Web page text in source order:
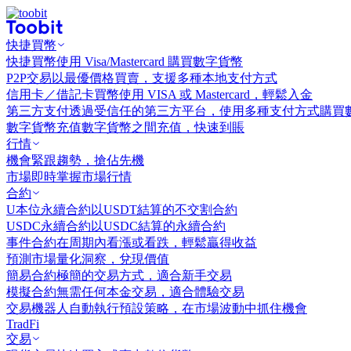
快捷買幣
快捷買幣使用 Visa/Mastercard 購買數字貨幣
P2P交易 以最優價格買賣，支援多種本地支付方式
信用卡／借記卡買幣使用 VISA 或 Mastercard，輕鬆入金
第三方支付透過受信任的第三方平台，使用多種支付方式購買
數字貨幣充值數字貨幣之間充值，快速到賬
行情
機會緊跟趨勢，搶佔先機
市場即時掌握市場行情
合約
U本位永續合約 以USDT結算的不交割合約
USDC永續合約 以USDC結算的永續合約
事件合約在周期內看漲或看跌，輕鬆贏得收益
預測市場量化洞察，兌現價值
簡易合約極簡的交易方式，適合新手交易
模擬合約無需任何本金交易，適合體驗交易
交易機器人 自動執行預設策略，在市場波動中抓住機會
TradFi
交易